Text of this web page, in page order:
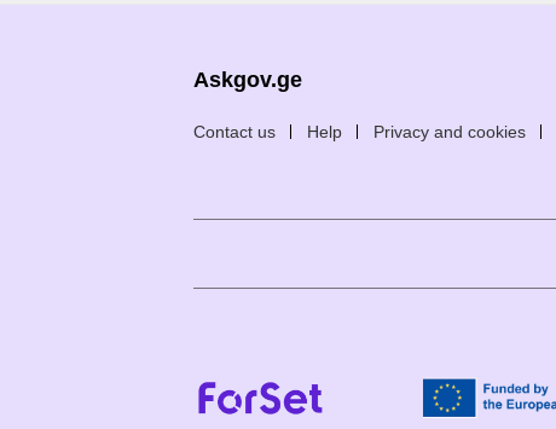
Askgov.ge
Contact us Help Privacy and cookies